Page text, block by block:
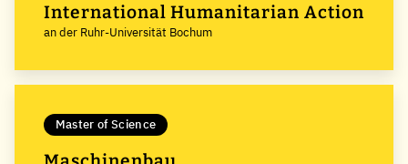
International Humanitarian Action
an der Ruhr-Universität Bochum
Master of Science